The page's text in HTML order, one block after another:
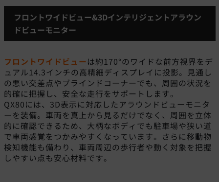
フロントワイドビュー&3Dインテリジェントアラウン
ドビューモニター
フロントワイドビューは約170°のワイドな前方視界をデ
ュアル14.3インチの高精細ディスプレイに投影。見通し
の悪い交差点やブラインドコーナーでも、周囲の状況を
的確に把握し、安全な走行をサポートします。
QX80には、3D表示に対応したアラウンドビューモニタ
ーを装備。車両を真上から見るだけでなく、周囲を立体
的に確認できるため、大柄なボディでも駐車場や狭い道
で車両感覚をつかみやすくなっています。さらに移動物
検知機能も備わり、車両周辺の歩行者や動く対象を把握
しやすい点も安心材料です。